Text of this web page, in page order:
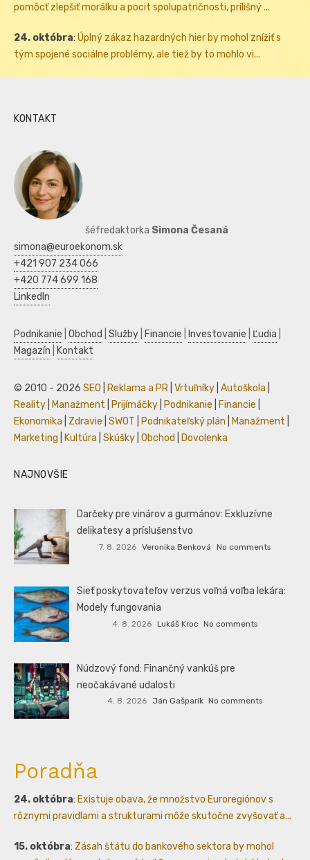
pomôcť zlepšiť morálku a pocit spolupatričnosti, prílišný ...
24. októbra: Úplný zákaz hazardných hier by mohol znížiť s
tým spojené sociálne problémy, ale tiež by to mohlo vi...
KONTAKT
šéfredaktorka Simona Česaná
simona@euroekonom.sk
+421 907 234 066
+420 774 699 168
LinkedIn
Podnikanie Obchod Služby Financie Investovanie Ľudia
Magazín
Kontakt
© 2010 - 2026 SEO Reklama a PR Vrtuľníky Autoškola
Reality
Manažment Prijímáčky Podnikanie Financie
Ekonomika
Zdravie SWOT Podnikateľský plán Manažment
Marketing
Kultúra Skúšky Obchod Dovolenka
NAJNOVŠIE
Darčeky pre vinárov a gurmánov: Exkluzívne
delikatesy a príslušenstvo
7. 8. 2026 Veronika Benková No comments
Sieť poskytovateľov verzus voľná voľba lekára:
Modely fungovania
4. 8. 2026 Lukáš Kroc No comments
Núdzový fond: Finančný vankúš pre
neočakávané udalosti
4. 8. 2026 Ján Gašparík No comments
Poradňa
24. októbra: Existuje obava, že množstvo Euroregiónov s
rôznymi pravidlami a strukturami môže skutočne zvyšovať a...
15. októbra: Zásah štátu do bankového sektora by mohol